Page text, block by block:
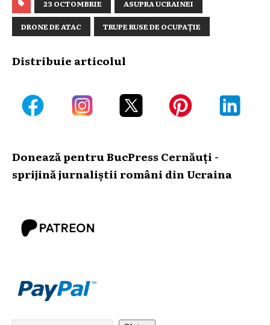
23 OCTOMBRIE ASUPRA UCRAINEI
DRONE DE ATAC TRUPE RUSE DE OCUPAȚIE
Distribuie articolul
Donează pentru BucPress Cernăuți -
sprijină jurnaliștii români din Ucraina